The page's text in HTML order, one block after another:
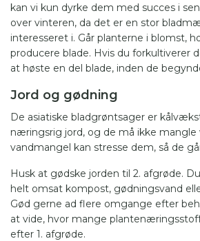
kan vi kun dyrke dem med succes i
over vinteren, da det er en stor
interesseret i. Går planterne i blomst,
producere blade. Hvis du forkultiverer
at høste en del blade, inden de
Jord og gødning
De asiatiske bladgrøntsager er
næringsrig jord, og de må ikke mangle
vandmangel kan stresse dem, så de
Husk at gødske jorden til 2. afgrøde.
helt omsat kompost, gødningsvand
Gød gerne ad flere omgange efter
at vide, hvor mange
efter 1. afgrøde.